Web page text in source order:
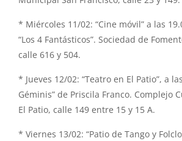
* Miércoles 11/02: “Cine móvil” a las
“Los 4 Fantásticos”. Sociedad de
calle 616 y 504.
* Jueves 12/02: “Teatro en El Patio”, a
Géminis” de Priscila Franco. Complejo
El Patio, calle 149 entre 15 y 15 A.
* Viernes 13/02: “Patio de Tango y